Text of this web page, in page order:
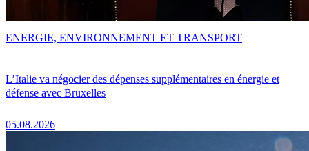
L’Italie va négocier des dépenses supplémentaires en énergie et
défense avec Bruxelles
05.08.2026
ENERGIE, ENVIRONNEMENT ET TRANSPORT